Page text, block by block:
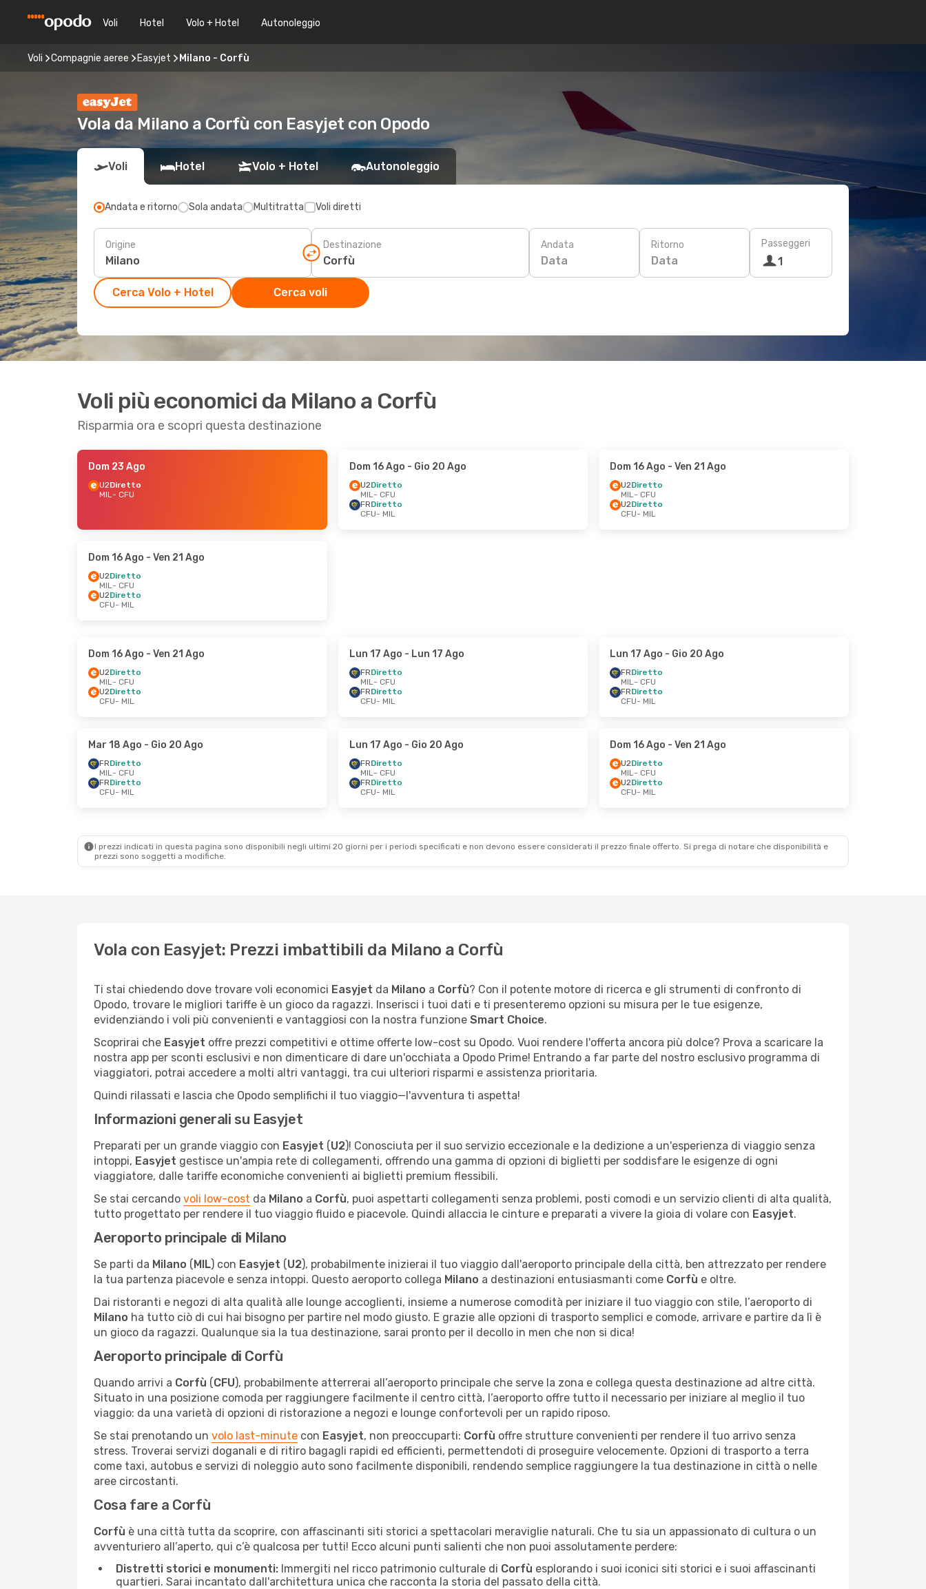
Voli Hotel Volo + Hotel Autonoleggio
Voli Compagnie aeree Easyjet Milano - Corfù
Vola da Milano a Corfù con Easyjet con Opodo
Voli Hotel Volo + Hotel Autonoleggio
Andata e ritorno Sola andata Multitratta Voli diretti
Origine Destinazione Andata
Data
Ritorno
Data
Passeggeri
1
Cerca Volo + Hotel Cerca voli
Voli più economici da Milano a Corfù
Risparmia ora e scopri questa destinazione
Dom 23 Ago
U2Diretto
MIL- CFU
Dom 16 Ago - Gio 20 Ago
U2Diretto
MIL- CFU
FRDiretto
CFU- MIL
Dom 16 Ago - Ven 21 Ago
U2Diretto
MIL- CFU
U2Diretto
CFU- MIL
Dom 16 Ago - Ven 21 Ago
U2Diretto
MIL- CFU
U2Diretto
CFU- MIL
Dom 16 Ago - Ven 21 Ago
U2Diretto
MIL- CFU
U2Diretto
CFU- MIL
Lun 17 Ago - Lun 17 Ago
FRDiretto
MIL- CFU
FRDiretto
CFU- MIL
Lun 17 Ago - Gio 20 Ago
FRDiretto
MIL- CFU
FRDiretto
CFU- MIL
Mar 18 Ago - Gio 20 Ago
FRDiretto
MIL- CFU
FRDiretto
CFU- MIL
Lun 17 Ago - Gio 20 Ago
FRDiretto
MIL- CFU
FRDiretto
CFU- MIL
Dom 16 Ago - Ven 21 Ago
U2Diretto
MIL- CFU
U2Diretto
CFU- MIL
I prezzi indicati in questa pagina sono disponibili negli ultimi 20 giorni per i periodi specificati e non devono essere considerati il ​​prezzo finale offerto. Si prega di notare che disponibilità e
prezzi sono soggetti a modifiche.
Vola con Easyjet: Prezzi imbattibili da Milano a Corfù
Ti stai chiedendo dove trovare voli economici Easyjet da Milano a Corfù? Con il potente motore di ricerca e gli strumenti di confronto di
Opodo, trovare le migliori tariffe è un gioco da ragazzi. Inserisci i tuoi dati e ti presenteremo opzioni su misura per le tue esigenze,
evidenziando i voli più convenienti e vantaggiosi con la nostra funzione Smart Choice.
Scoprirai che Easyjet offre prezzi competitivi e ottime offerte low-cost su Opodo. Vuoi rendere l'offerta ancora più dolce? Prova a scaricare la
nostra app per sconti esclusivi e non dimenticare di dare un'occhiata a Opodo Prime! Entrando a far parte del nostro esclusivo programma di
viaggiatori, potrai accedere a molti altri vantaggi, tra cui ulteriori risparmi e assistenza prioritaria.
Quindi rilassati e lascia che Opodo semplifichi il tuo viaggio—l'avventura ti aspetta!
Informazioni generali su Easyjet
Preparati per un grande viaggio con Easyjet (U2)! Conosciuta per il suo servizio eccezionale e la dedizione a un'esperienza di viaggio senza
intoppi, Easyjet gestisce un'ampia rete di collegamenti, offrendo una gamma di opzioni di biglietti per soddisfare le esigenze di ogni
viaggiatore, dalle tariffe economiche convenienti ai biglietti premium flessibili.
Se stai cercando voli low-cost da Milano a Corfù, puoi aspettarti collegamenti senza problemi, posti comodi e un servizio clienti di alta qualità,
tutto progettato per rendere il tuo viaggio fluido e piacevole. Quindi allaccia le cinture e preparati a vivere la gioia di volare con Easyjet.
Aeroporto principale di Milano
Se parti da Milano (MIL) con Easyjet (U2), probabilmente inizierai il tuo viaggio dall'aeroporto principale della città, ben attrezzato per rendere
la tua partenza piacevole e senza intoppi. Questo aeroporto collega Milano a destinazioni entusiasmanti come Corfù e oltre.
Dai ristoranti e negozi di alta qualità alle lounge accoglienti, insieme a numerose comodità per iniziare il tuo viaggio con stile, l’aeroporto di
Milano ha tutto ciò di cui hai bisogno per partire nel modo giusto. E grazie alle opzioni di trasporto semplici e comode, arrivare e partire da lì è
un gioco da ragazzi. Qualunque sia la tua destinazione, sarai pronto per il decollo in men che non si dica!
Aeroporto principale di Corfù
Quando arrivi a Corfù (CFU), probabilmente atterrerai all’aeroporto principale che serve la zona e collega questa destinazione ad altre città.
Situato in una posizione comoda per raggiungere facilmente il centro città, l’aeroporto offre tutto il necessario per iniziare al meglio il tuo
viaggio: da una varietà di opzioni di ristorazione a negozi e lounge confortevoli per un rapido riposo.
Se stai prenotando un volo last-minute con Easyjet, non preoccuparti: Corfù offre strutture convenienti per rendere il tuo arrivo senza
stress. Troverai servizi doganali e di ritiro bagagli rapidi ed efficienti, permettendoti di proseguire velocemente. Opzioni di trasporto a terra
come taxi, autobus e servizi di noleggio auto sono facilmente disponibili, rendendo semplice raggiungere la tua destinazione in città o nelle
aree circostanti.
Cosa fare a Corfù
Corfù è una città tutta da scoprire, con affascinanti siti storici a spettacolari meraviglie naturali. Che tu sia un appassionato di cultura o un
avventuriero all’aperto, qui c’è qualcosa per tutti! Ecco alcuni punti salienti che non puoi assolutamente perdere:
Distretti storici e monumenti: Immergiti nel ricco patrimonio culturale di Corfù esplorando i suoi iconici siti storici e i suoi affascinanti
quartieri. Sarai incantato dall'architettura unica che racconta la storia del passato della città.